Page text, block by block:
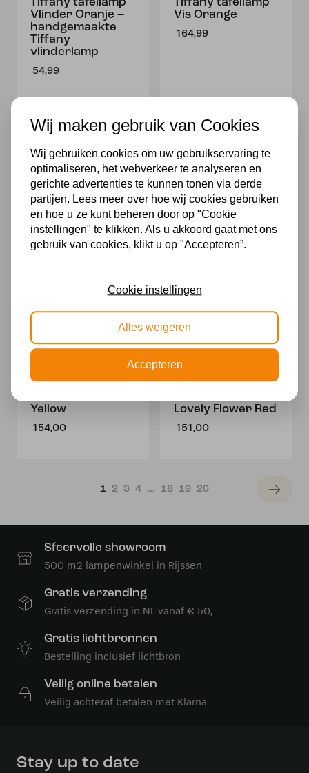
Tiffany tafellamp
Vlinder Oranje –
handgemaakte
Tiffany
vlinderlamp
54,99
Tiffany tafellamp
Vis Orange
164,99
Tiffany Vis
74,99
Tiffany Uil
89,99
Kleine Tiffany
Yellow
154,00
Kleine Tiffany
Lovely Flower Red
151,00
1 2 3 4 … 18 19 20
Sfeervolle showroom
500 m2 lampenwinkel in Rijssen
Gratis verzending
Gratis verzending in NL vanaf € 50,-
Gratis lichtbronnen
Bestelling inclusief lichtbron
Veilig online betalen
Veilig achteraf betalen met Klarna
Stay up to date
Wij maken gebruik van Cookies
Wij gebruiken cookies om uw gebruikservaring te
optimaliseren, het webverkeer te analyseren en
gerichte advertenties te kunnen tonen via derde
partijen. Lees meer over hoe wij cookies gebruiken
en hoe u ze kunt beheren door op "Cookie
instellingen" te klikken. Als u akkoord gaat met ons
gebruik van cookies, klikt u op "Accepteren”.
Cookie instellingen
Alles weigeren
Accepteren